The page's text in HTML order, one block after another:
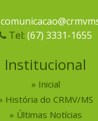
Tel: (67) 3331-1655
Institucional
Inicial
História do CRMV/MS
Últimas Notícias